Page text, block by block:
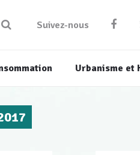
Suivez-nous
Urbanisme et